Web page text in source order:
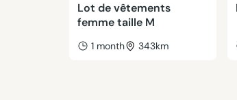
Lot de vêtements
femme taille M
1 month 343km